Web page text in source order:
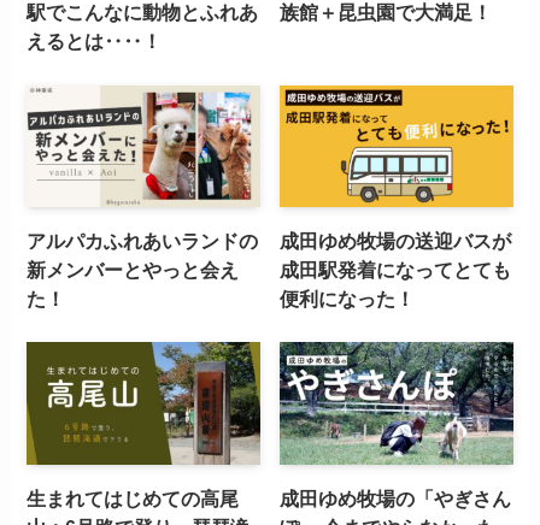
駅でこんなに動物とふれあ
えるとは‥‥！
族館＋昆虫園で大満足！
アルパカふれあいランドの
新メンバーとやっと会え
た！
成田ゆめ牧場の送迎バスが
成田駅発着になってとても
便利になった！
生まれてはじめての高尾
成田ゆめ牧場の「やぎさん